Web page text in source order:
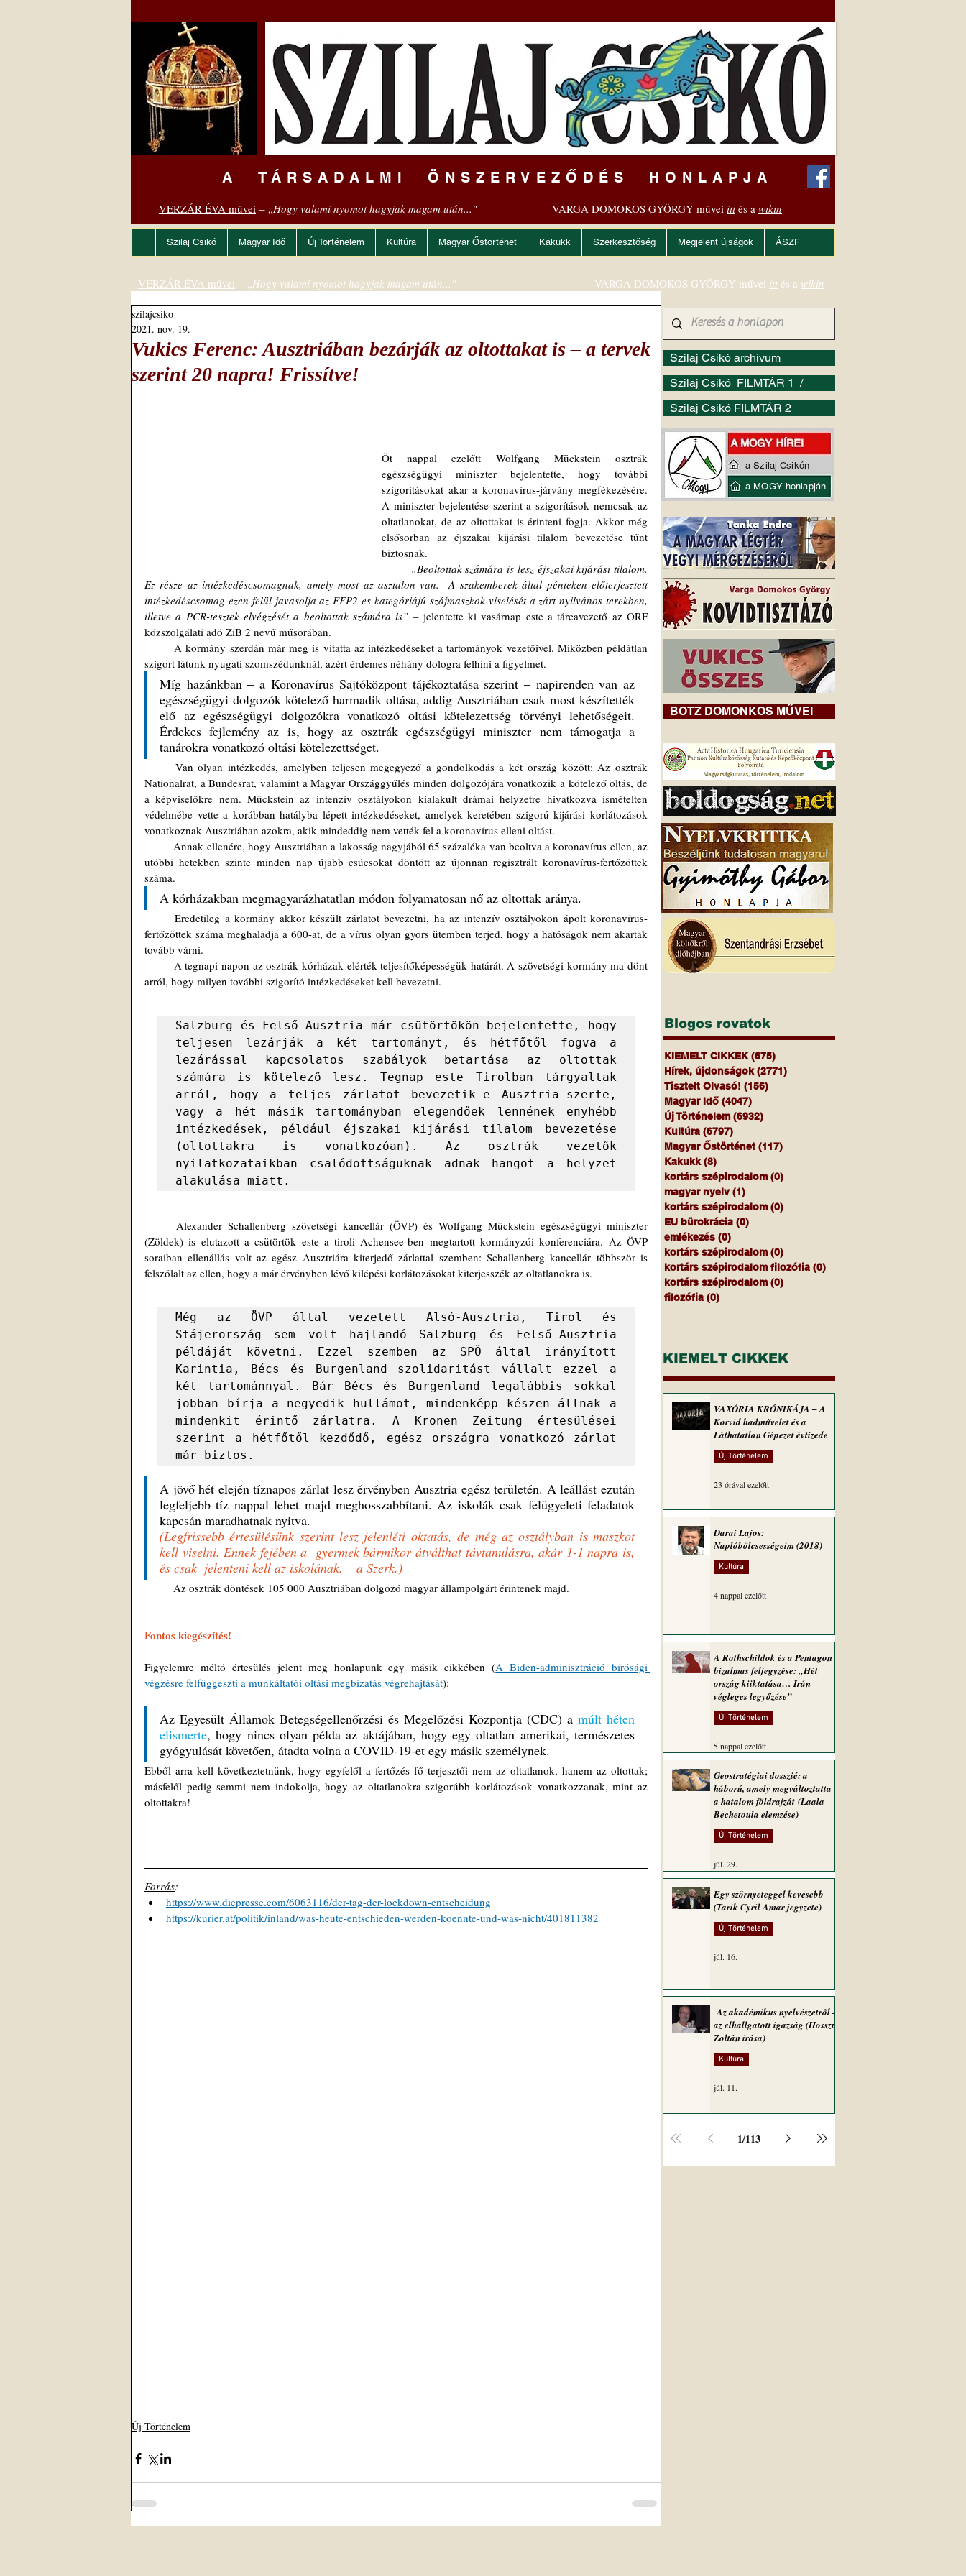
A TÁRSADALMI ÖNSZERVEZŐDÉS HONLAPJA
VERZÁR ÉVA művei – „Hogy valami nyomot hagyjak magam után..." VARGA DOMOKOS GYÖRGY művei ittés a wikin
Szilaj Csikó Magyar Idő Új Történelem Kultúra Magyar Őstörténet Kakukk Szerkesztőség Megjelent újságok ÁSZF
Vukics Ferenc: Ausztriában bezárják az oltottakat is – a tervek
szerint 20 napra! Frissítve!
szilajcsiko
2021. nov. 19.
Öt nappal ezelőtt Wolfgang Mückstein osztrák
egészségügyi miniszter bejelentette, hogy további
szigorításokat akar a koronavírus-járvány megfékezésére.
A miniszter bejelentése szerint a szigorítások nemcsak az
oltatlanokat, de az oltottakat is érinteni fogja. Akkor még
elsősorban az éjszakai kijárási tilalom bevezetése tűnt
biztosnak.
„Beoltottak számára is lesz éjszakai kijárási tilalom.
Ez része az intézkedéscsomagnak, amely most az asztalon van.  A szakemberek által pénteken előterjesztett
intézkedéscsomag ezen felül javasolja az FFP2-es kategóriájú szájmaszkok viselését a zárt nyilvános terekben,
illetve a PCR-tesztek elvégzését a beoltottak számára is” – jelentette ki vasárnap este a tárcavezető az ORF
közszolgálati adó ZiB 2 nevű műsorában.
	A kormány szerdán már meg is vitatta az intézkedéseket a tartományok vezetőivel. Miközben példátlan
szigort látunk nyugati szomszédunknál, azért érdemes néhány dologra felhíni a figyelmet.
Míg hazánkban – a Koronavírus Sajtóközpont tájékoztatása szerint – napirenden van az
egészségügyi dolgozók kötelező harmadik oltása, addig Ausztriában csak most készítették
elő az egészségügyi dolgozókra vonatkozó oltási kötelezettség törvényi lehetőségeit.
Érdekes fejlemény az is, hogy az osztrák egészségügyi miniszter nem támogatja a
tanárokra vonatkozó oltási kötelezettséget.
Nationalrat, a Bundesrat, valamint a Magyar Országgyűlés minden dolgozójára vonatkozik a kötelező oltás, de
a képviselőkre nem. Mückstein az intenzív osztályokon kialakult drámai helyzetre hivatkozva ismételten
védelmébe vette a korábban hatályba lépett intézkedéseket, amelyek keretében szigorú kijárási korlátozások
vonatkoznak Ausztriában azokra, akik mindeddig nem vették fel a koronavírus elleni oltást.
	Annak ellenére, hogy Ausztriában a lakosság nagyjából 65 százaléka van beoltva a koronavírus ellen,
az
utóbbi hetekben szinte minden nap újabb csúcsokat döntött az újonnan regisztrált koronavírus-fertőzöttek
száma.
A kórházakban megmagyarázhatatlan módon folyamatosan nő az oltottak aránya.
	Eredetileg a kormány akkor készült zárlatot bevezetni, ha az intenzív osztályokon ápolt koronavírus-
fertőzöttek száma meghaladja a 600-at, de a vírus olyan gyors ütemben terjed, hogy a hatóságok nem akartak
tovább várni.
arról, hogy milyen további szigorító intézkedéseket kell bevezetni.
Salzburg és Felső-Ausztria már csütörtökön bejelentette, hogy
teljesen lezárják a két tartományt, és hétfőtől fogva a
lezárással kapcsolatos szabályok betartása az oltottak
számára is kötelező lesz. Tegnap este Tirolban tárgyaltak
arról, hogy a teljes zárlatot bevezetik-e Ausztria-szerte,
vagy a hét másik tartományban elegendőek lennének enyhébb
intézkedések, például éjszakai kijárási tilalom bevezetése
(oltottakra is vonatkozóan). Az osztrák vezetők
nyilatkozataikban csalódottságuknak adnak hangot a helyzet
alakulása miatt.
(Zöldek) is elutazott a csütörtök este a tiroli Achensee-ben megtartott kormányzói konferenciára. Az ÖVP
soraiban ellenállás volt az egész Ausztriára kiterjedő zárlattal szemben: Schallenberg kancellár többször is
felszólalt az ellen, hogy a már érvényben lévő kilépési korlátozásokat kiterjesszék az oltatlanokra is.
Még az ÖVP által vezetett Alsó-Ausztria, Tirol és
Stájerország sem volt hajlandó Salzburg és Felső-Ausztria
példáját követni. Ezzel szemben az SPÖ által irányított
Karintia, Bécs és Burgenland szolidaritást vállalt ezzel a
két tartománnyal. Bár Bécs és Burgenland legalábbis sokkal
jobban bírja a negyedik hullámot, mindenképp készen állnak a
mindenkit érintő zárlatra. A Kronen Zeitung értesülései
szerint a hétfőtől kezdődő, egész országra vonatkozó zárlat
már biztos.
A jövő hét elején tíznapos zárlat lesz érvényben Ausztria egész területén. A leállást ezután
legfeljebb tíz nappal lehet majd meghosszabbítani. Az iskolák csak felügyeleti feladatok
kapcsán maradhatnak nyitva.
(Legfrissebb értesülésünk szerint lesz jelenléti oktatás, de még az osztályban is maszkot
kell viselni. Ennek fejében a  gyermek bármikor átválthat távtanulásra, akár 1-1 napra is,
és csak  jelenteni kell az iskolának. – a Szerk.)
	Az osztrák döntések 105 000 Ausztriában dolgozó magyar állampolgárt érintenek majd.
Fontos kiegészítés!
Figyelemre méltó értesülés jelent meg honlapunk egy másik cikkében (A Biden-adminisztráció bírósági
végzésre felfüggeszti a munkáltatói oltási megbízatás végrehajtását):
Az Egyesült Államok Betegségellenőrzési és Megelőzési Központja (CDC) a múlt héten
elismerte, hogy nincs olyan példa az aktájában, hogy egy oltatlan amerikai, természetes
gyógyulását követően, átadta volna a COVID-19-et egy másik személynek.
Ebből arra kell következtetnünk, hogy egyfelől a fertőzés fő terjesztői nem az oltatlanok, hanem az oltottak;
másfelől pedig semmi nem indokolja, hogy az oltatlanokra szigorúbb korlátozások vonatkozzanak, mint az
oltottakra!
Forrás:
https://www.diepresse.com/6063116/der-tag-der-lockdown-entscheidung
https://kurier.at/politik/inland/was-heute-entschieden-werden-koennte-und-was-nicht/401811382
Új Történelem
Szilaj Csikó archívum
Szilaj Csikó FILMTÁR 1 /
Szilaj Csikó FILMTÁR 2
VERZÁR ÉVA művei – „Hogy valami nyomot hagyjak magam után..." VARGA DOMOKOS GYÖRGY művei itt és a wikin
BOTZ DOMONKOS MŰVEI
Blogos rovatok
KIEMELT CIKKEK (675)
Hírek, újdonságok (2771)
Tisztelt Olvasó! (156)
Magyar Idő (4047)
Új Történelem (6932)
Kultúra (6797)
Magyar Őstörténet (117)
Kakukk (8)
kortárs szépirodalom (0)
magyar nyelv (1)
kortárs szépirodalom (0)
EU bürokrácia (0)
emlékezés (0)
kortárs szépirodalom (0)
kortárs szépirodalom filozófia (0)
kortárs szépirodalom (0)
filozófia (0)
KIEMELT CIKKEK
VAXÓRIA KRÓNIKÁJA ‒ A
Korvid hadművelet és a
Láthatatlan Gépezet évtizede
Új Történelem
23 órával ezelőtt
Darai Lajos:
Naplóbölcsességeim (2018)
Kultúra
4 nappal ezelőtt
A Rothschildok és a Pentagon
bizalmas feljegyzése: „Hét
ország kiiktatása… Irán
végleges legyőzése”
Új Történelem
5 nappal ezelőtt
Geostratégiai dosszié: a
háború, amely megváltoztatta
a hatalom földrajzát (Laala
Bechetoula elemzése)
Új Történelem
júl. 29.
Egy szörnyeteggel kevesebb
(Tarik Cyril Amar jegyzete)
Új Történelem
júl. 16.
Az akadémikus nyelvészetről –
az elhallgatott igazság (Hosszú
Zoltán írása)
Kultúra
júl. 11.
1/113
a Szilaj Csikón
a MOGY honlapján